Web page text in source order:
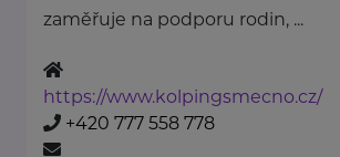
zaměřuje na podporu rodin, ...
https://www.kolpingsmecno.cz/
+420 777 558 778